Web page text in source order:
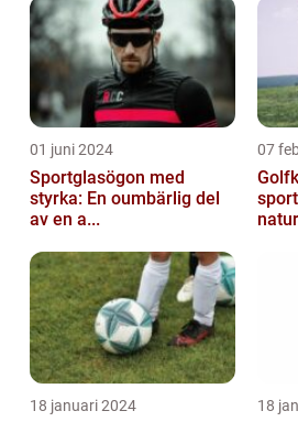
01 juni 2024
Sportglasögon med
styrka: En oumbärlig del
av en a...
07
18 januari 2024 18